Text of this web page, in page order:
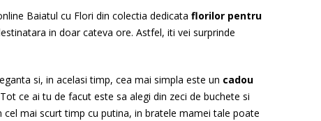
Baiatul cu Flori din colectia dedicata florilor pentru
in doar cateva ore. Astfel, iti vei surprinde
si, in acelasi timp, cea mai simpla este un cadou
ce ai tu de facut este sa alegi din zeci de buchete si
mai scurt timp cu putina, in bratele mamei tale poate